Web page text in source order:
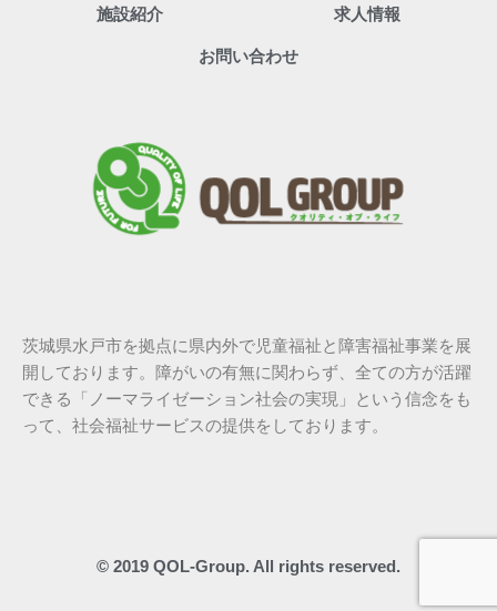
施設紹介 求人情報
お問い合わせ
茨城県水戸市を拠点に県内外で児童福祉と障害福祉事業を展
開しております。障がいの有無に関わらず、全ての方が活躍
できる「ノーマライゼーション社会の実現」という信念をも
って、社会福祉サービスの提供をしております。
© 2019 QOL-Group. All rights reserved.